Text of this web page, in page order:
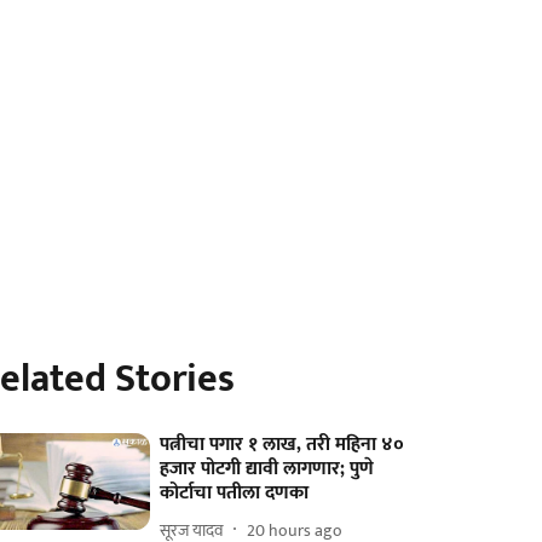
Stories
पत्नीचा पगार १ लाख, तरी महिना ४०
हजार पोटगी द्यावी लागणार; पुणे
कोर्टाचा पतीला दणका
सूरज यादव 20 hours ago